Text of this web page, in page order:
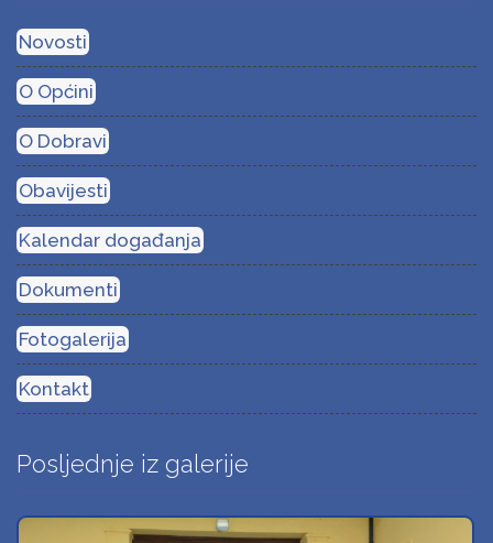
Novosti
O Općini
O Dobravi
Obavijesti
Kalendar događanja
Dokumenti
Fotogalerija
Kontakt
Posljednje iz galerije